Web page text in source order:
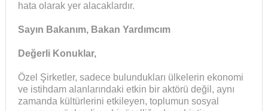
hata olarak yer alacaklardır.
Sayın Bakanım, Bakan Yardımcım
Değerli Konuklar,
Özel Şirketler, sadece bulundukları ülkelerin ekonomi
ve istihdam alanlarındaki etkin bir aktörü değil, aynı
zamanda kültürlerini etkileyen, toplumun sosyal